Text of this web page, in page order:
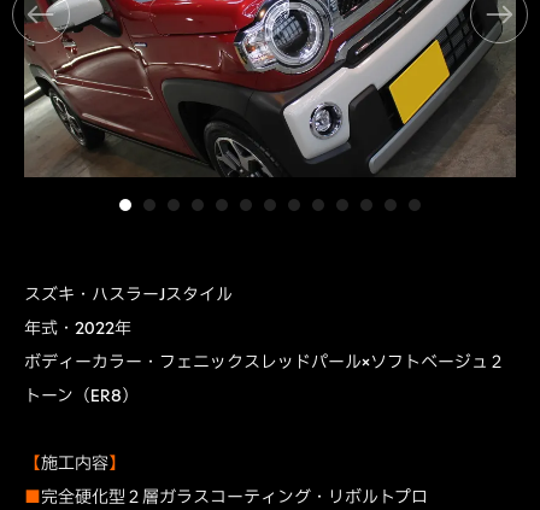
スズキ・ハスラーJスタイル
年式・2022年
ボディーカラー・フェニックスレッドパール×ソフトベージュ２
トーン（ER8）
【施工内容】
■完全硬化型２層ガラスコーティング・リボルトプロ